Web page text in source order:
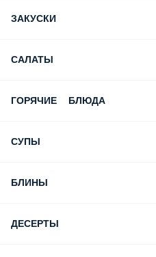
ЗАКУСКИ
САЛАТЫ
ГОРЯЧИЕ БЛЮДА
СУПЫ
БЛИНЫ
ДЕСЕРТЫ